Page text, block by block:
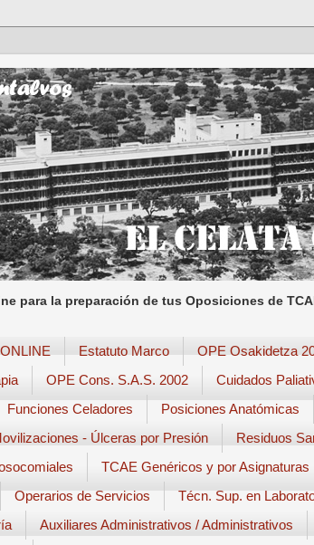
para la preparación de tus Oposiciones de
Estatuto Marco OPE Osakidetza
OPE Cons. S.A.S. 2002 Cuidados
Funciones Celadores Posiciones Anatómicas
- Úlceras por Presión Residuos
TCAE Genéricos y por Asignaturas
Operarios de Servicios Técn. Sup. en
Auxiliares Administrativos / Administrativos